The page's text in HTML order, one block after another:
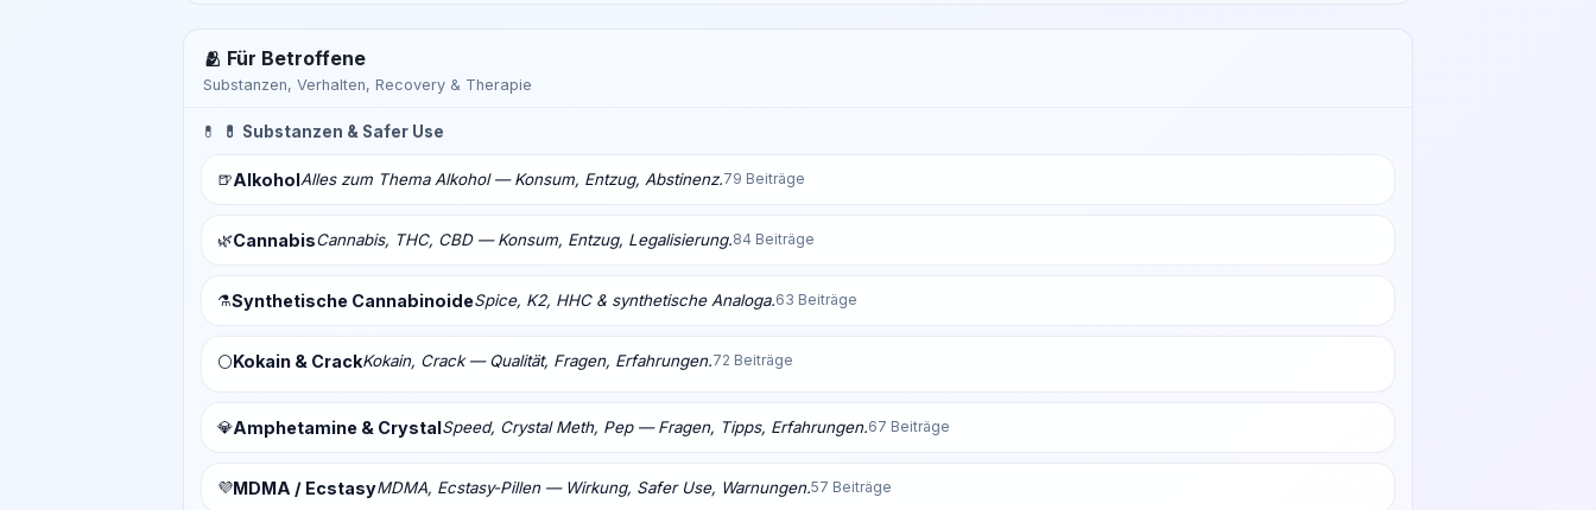
🫂 Für Betroffene
Substanzen, Verhalten, Recovery & Therapie
💊 💊 Substanzen & Safer Use
🍺AlkoholAlles zum Thema Alkohol — Konsum, Entzug, Abstinenz.79 Beiträge
🌿CannabisCannabis, THC, CBD — Konsum, Entzug, Legalisierung.84 Beiträge
⚗️Synthetische CannabinoideSpice, K2, HHC & synthetische Analoga.63 Beiträge
⚪Kokain & CrackKokain, Crack — Qualität, Fragen, Erfahrungen.72 Beiträge
💎Amphetamine & CrystalSpeed, Crystal Meth, Pep — Fragen, Tipps, Erfahrungen.67 Beiträge
💜MDMA / EcstasyMDMA, Ecstasy-Pillen — Wirkung, Safer Use, Warnungen.57 Beiträge